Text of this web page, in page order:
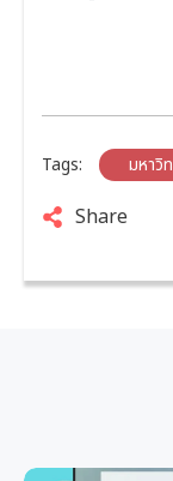
Tags: มหาวิ
Share